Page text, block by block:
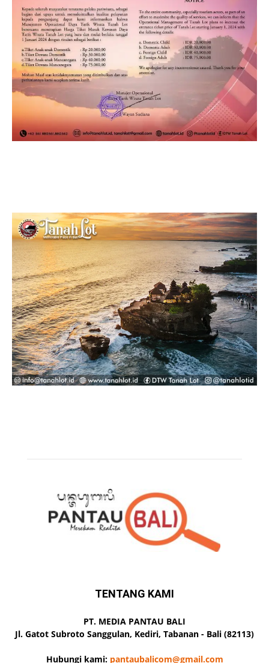
TENTANG KAMI
PT. MEDIA PANTAU BALI
Jl. Gatot Subroto Sanggulan, Kediri, Tabanan - Bali (82113)
Hubungi kami: pantaubalicom@gmail.com